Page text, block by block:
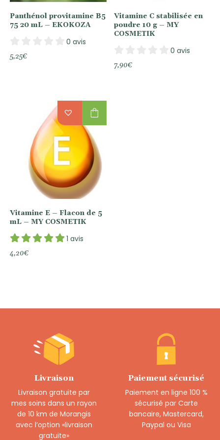
Panthénol provitamine B5
75 20 mL – EKOKOZA
0 avis
5,25€
Vitamine C stabilisée en
poudre 10 g – MY
COSMETIK
0 avis
7,90€
Vitamine E – Flacon de 5
mL – MY COSMETIK
1 avis
4,20€
shopping_bag
Livraison
Livraison gratuite par
mes soins dans un rayon
de 10 km de Morangis
avec l’option «livraison
gratuite»
Paiement sécurisé
Paiement en ligne 100 %
sécurisé par Carte
bancaire, Mastercard,
Paypal ou Visa